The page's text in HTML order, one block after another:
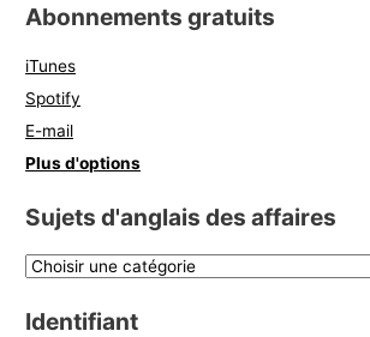
Abonnements gratuits
iTunes
Spotify
E-mail
Plus d'options
Sujets d'anglais des affaires
Identifiant